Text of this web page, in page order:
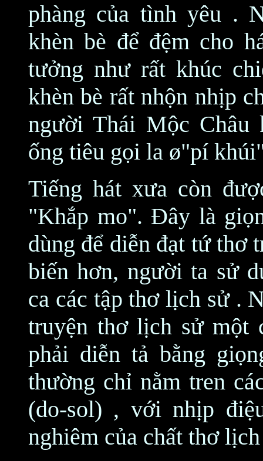
phàng của tình yêu .
khèn bè để đệm cho
tưởng như rất khúc
khèn bè rất nhộn nhịp
người Thái Mộc Châu
ống tiêu gọi la ø"pí
Tiếng hát xưa còn
"Khắp mo". Đây là
dùng để diễn đạt tứ thơ
biến hơn, người ta sử
ca các tập thơ lịch sử .
truyện thơ lịch sử một
phải diễn tả bằng
thường chỉ nằm tren
(do-sol) , với nhịp
nghiêm của chất thơ